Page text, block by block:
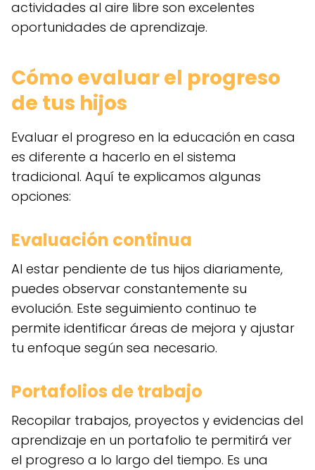
actividades al aire libre son excelentes
oportunidades de aprendizaje.
Cómo evaluar el progreso
de tus hijos
Evaluar el progreso en la educación en casa
es diferente a hacerlo en el sistema
tradicional. Aquí te explicamos algunas
opciones:
Evaluación continua
Al estar pendiente de tus hijos diariamente,
puedes observar constantemente su
evolución. Este seguimiento continuo te
permite identificar áreas de mejora y ajustar
tu enfoque según sea necesario.
Portafolios de trabajo
Recopilar trabajos, proyectos y evidencias del
aprendizaje en un portafolio te permitirá ver
el progreso a lo largo del tiempo. Es una